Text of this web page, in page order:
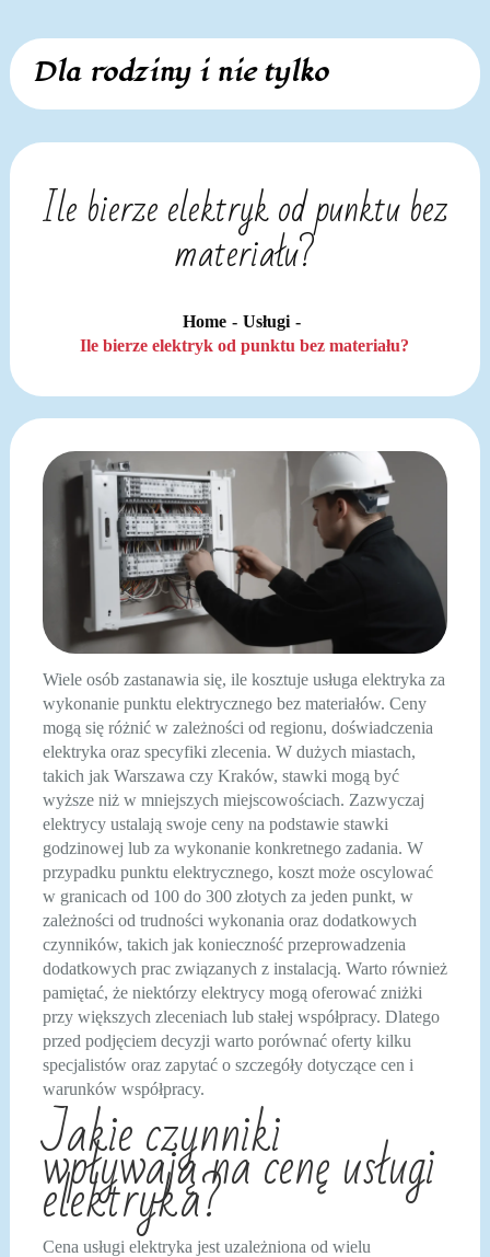
Skip
content
Dla rodziny i nie tylko
Ile bierze elektryk od punktu bez
materiału?
Home
Usługi
Ile bierze elektryk od punktu bez materiału?
Wiele osób zastanawia się, ile kosztuje usługa elektryka za
wykonanie punktu elektrycznego bez materiałów. Ceny
mogą się różnić w zależności od regionu, doświadczenia
elektryka oraz specyfiki zlecenia. W dużych miastach,
takich jak Warszawa czy Kraków, stawki mogą być
wyższe niż w mniejszych miejscowościach. Zazwyczaj
elektrycy ustalają swoje ceny na podstawie stawki
godzinowej lub za wykonanie konkretnego zadania. W
przypadku punktu elektrycznego, koszt może oscylować
w granicach od 100 do 300 złotych za jeden punkt, w
zależności od trudności wykonania oraz dodatkowych
czynników, takich jak konieczność przeprowadzenia
dodatkowych prac związanych z instalacją. Warto również
pamiętać, że niektórzy elektrycy mogą oferować zniżki
przy większych zleceniach lub stałej współpracy. Dlatego
przed podjęciem decyzji warto porównać oferty kilku
specjalistów oraz zapytać o szczegóły dotyczące cen i
warunków współpracy.
Jakie czynniki
wpływają na cenę usługi
elektryka?
Cena usługi elektryka jest uzależniona od wielu